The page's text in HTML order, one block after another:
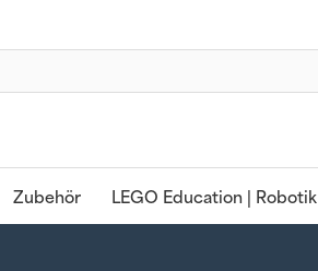
Zubehör LEGO Education | Robotik